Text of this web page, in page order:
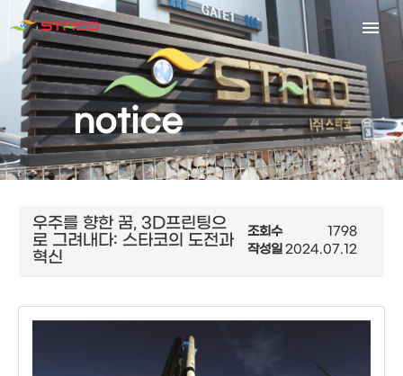
notice
우주를 향한 꿈, 3D프린팅으
로 그려내다: 스타코의 도전과
혁신
조회수
1798
작성일2024.07.12